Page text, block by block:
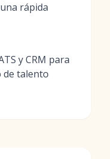
rápida
y CRM para
de talento